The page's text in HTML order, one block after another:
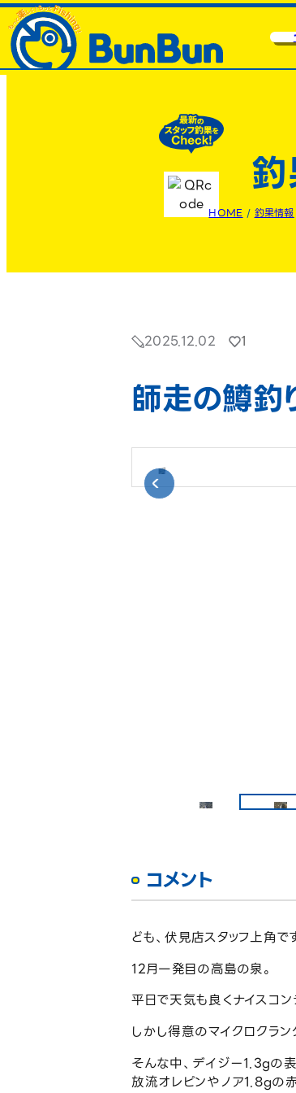
HOME / 釣果情報
2025.12.02 1
師走の鱒
コメント
ども、伏見店スタッフ上角で
12月一発目の高島の泉。
平日で天気も良くナイスコン
しかし得意のマイクロクラ
そんな中、デイジー1.3gの
放流オレピンやノア1.8gの